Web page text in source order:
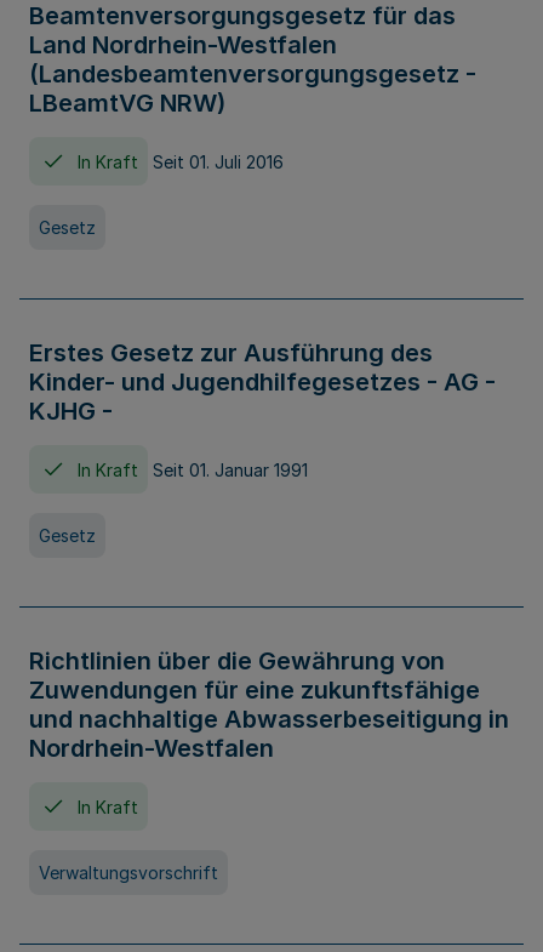
Beamtenversorgungsgesetz für das
Land Nordrhein-Westfalen
(Landesbeamtenversorgungsgesetz -
LBeamtVG NRW)
In Kraft Seit 01. Juli 2016
Gesetz
Erstes Gesetz zur Ausführung des
Kinder- und Jugendhilfegesetzes - AG -
KJHG -
In Kraft Seit 01. Januar 1991
Gesetz
Richtlinien über die Gewährung von
Zuwendungen für eine zukunftsfähige
und nachhaltige Abwasserbeseitigung in
Nordrhein-Westfalen
In Kraft
Verwaltungsvorschrift